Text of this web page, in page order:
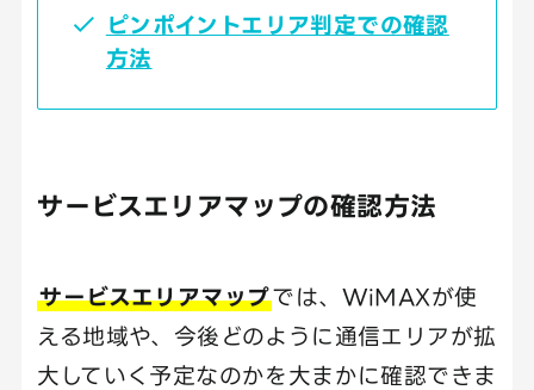
ピンポイントエリア判定での確認
方法
サービスエリアマップの確認方法
サービスエリアマップでは、WiMAXが使
える地域や、今後どのように通信エリアが拡
大していく予定なのかを大まかに確認できま